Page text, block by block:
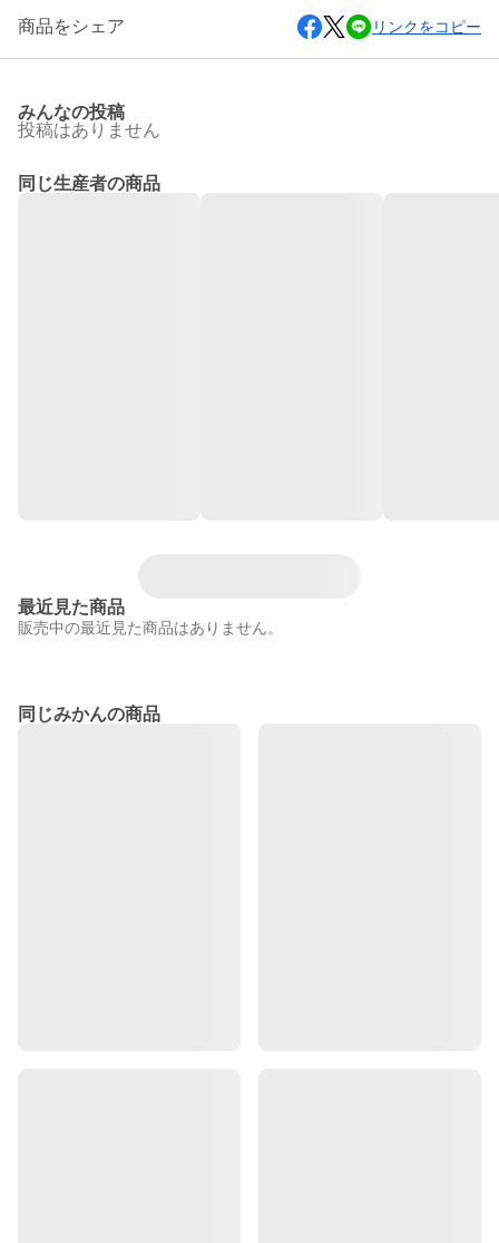
商品をシェア リンクをコピー
みんなの投稿
投稿はありません
同じ生産者の商品
最近見た商品
販売中の最近見た商品はありません。
同じみかんの商品